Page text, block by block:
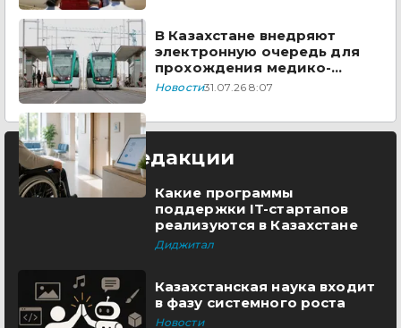
В Казахстане внедряют
электронную очередь для
прохождения медико-
социальной экспертизы
Новости31.07.26 8:07
Выбор редакции
Какие программы
поддержки IT-стартапов
реализуются в Казахстане
Диджитал
Казахстанская наука входит
в фазу системного роста
Новости